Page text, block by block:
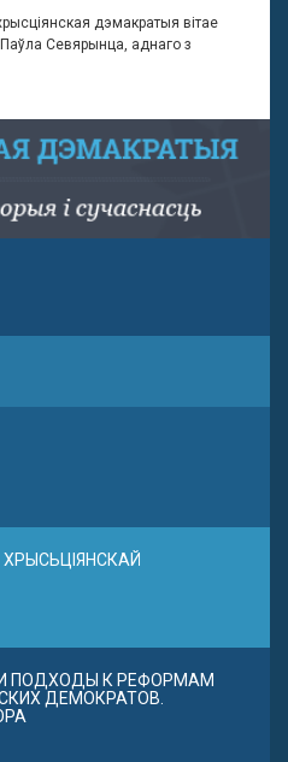
дэмакратыя вітае
Севярынца, аднаго з
ПОДХОДЫ К РЕФОРМАМ
ДЕМОКРАТОВ.